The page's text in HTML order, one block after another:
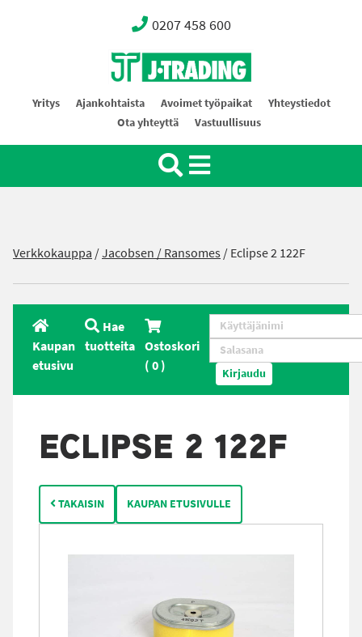
0207 458 600
Oy J-Trading Ab
Yritys Ajankohtaista Avoimet työpaikat
Yhteystiedot
Ota yhteyttä
Vastuullisuus
Verkkokauppa /Jacobsen / Ransomes /Eclipse 2 122F
Kaupan
etusivu
Hae
tuotteita Ostoskori
(0) Kirjaudu
ECLIPSE 2 122F
TAKAISIN KAUPAN ETUSIVULLE